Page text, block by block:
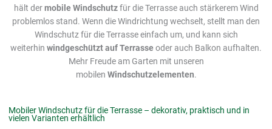
hält dermobile Windschutzfür die Terrasse auch stärkerem Wind
problemlos stand. Wenn die Windrichtung wechselt, stellt man den
Windschutz für die Terrasse einfach um, und kann sich
weiterhin windgeschützt auf Terrasse oder auch Balkon aufhalten.
Mehr Freude am Garten mit unseren
mobilen Windschutzelementen.
Mobiler Windschutz für die Terrasse – dekorativ, praktisch und in
vielen Varianten erhältlich